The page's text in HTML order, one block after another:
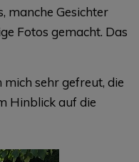
manche Gesichter
Fotos gemacht. Das
sehr gefreut, die
Hinblick auf die